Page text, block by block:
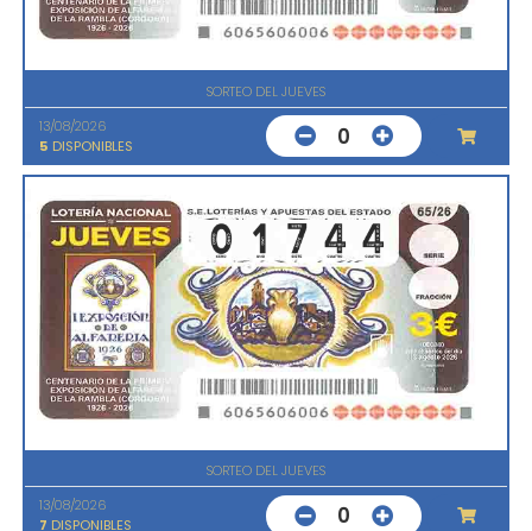
SORTEO DEL JUEVES
13/08/2026
5 DISPONIBLES 0
SORTEO DEL JUEVES
13/08/2026
7 DISPONIBLES 0